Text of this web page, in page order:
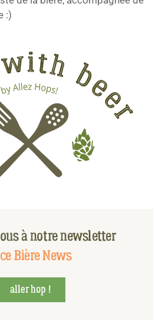
:)
à notre newsletter
Bière News
aller hop !